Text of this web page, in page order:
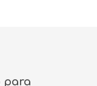
para